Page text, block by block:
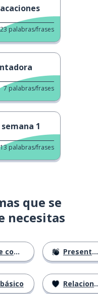
23 palabras/frases
7 palabras/frases
1
13 palabras/frases
que se
necesitas
Presentándose
Relaciones